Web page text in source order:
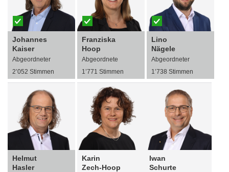
Johannes
Kaiser
Abgeordneter
2’052 Stimmen
Franziska
Hoop
Abgeordnete
1’771 Stimmen
Lino
Nägele
Abgeordneter
1’738 Stimmen
Helmut
Hasler
Karin
Zech-Hoop
Iwan
Schurte